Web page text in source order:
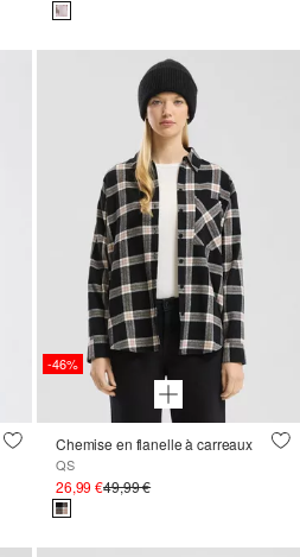
-46%
Chemise en flanelle à carreaux
QS
26,99 €49,99 €